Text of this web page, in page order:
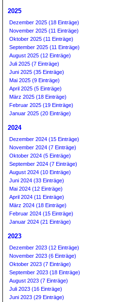
2025
Dezember 2025 (18 Einträge)
November 2025 (11 Einträge)
Oktober 2025 (11 Einträge)
September 2025 (11 Einträge)
August 2025 (12 Einträge)
Juli 2025 (7 Einträge)
Juni 2025 (35 Einträge)
Mai 2025 (9 Einträge)
April 2025 (5 Einträge)
März 2025 (18 Einträge)
Februar 2025 (19 Einträge)
Januar 2025 (20 Einträge)
2024
Dezember 2024 (15 Einträge)
November 2024 (7 Einträge)
Oktober 2024 (5 Einträge)
September 2024 (7 Einträge)
August 2024 (10 Einträge)
Juni 2024 (33 Einträge)
Mai 2024 (12 Einträge)
April 2024 (11 Einträge)
März 2024 (18 Einträge)
Februar 2024 (15 Einträge)
Januar 2024 (21 Einträge)
2023
Dezember 2023 (12 Einträge)
November 2023 (6 Einträge)
Oktober 2023 (7 Einträge)
September 2023 (18 Einträge)
August 2023 (7 Einträge)
Juli 2023 (16 Einträge)
Juni 2023 (29 Einträge)